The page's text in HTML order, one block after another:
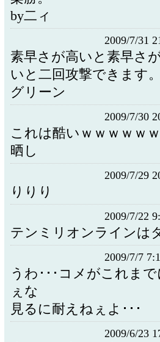
by二ィ
2009/7/31
素早さが高いと素早さ
いと二回攻撃できます。
グリーン
2009/7/30
これは酷いｗｗｗｗｗ
晒し
2009/7/29
りりり
2009/7/22
テンミリオンラインは
2009/7/7
うわ･･･コメがこれま
ぇな
見るに耐えねぇよ･･･
2009/6/23